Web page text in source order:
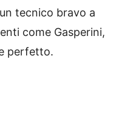
tecnico bravo a
come Gasperini,
perfetto.